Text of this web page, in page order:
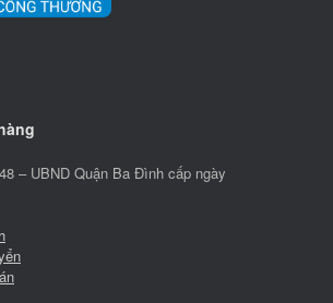
– UBND Quận Ba Đình cấp ngày